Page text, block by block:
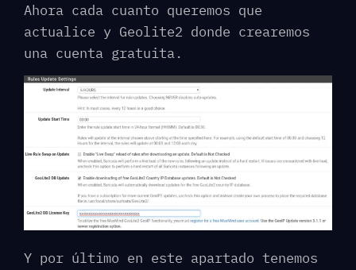
Ahora cada cuanto queremos que
actualice y Geolite2 donde crearemos
una cuenta gratuita.
Y por último en este apartado tenemos